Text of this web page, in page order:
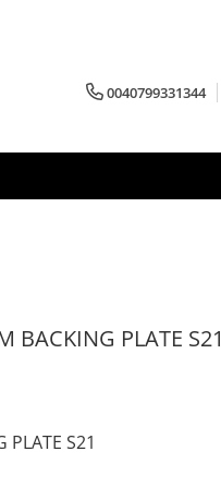
0040799331344
BACKING PLATE S21
S21